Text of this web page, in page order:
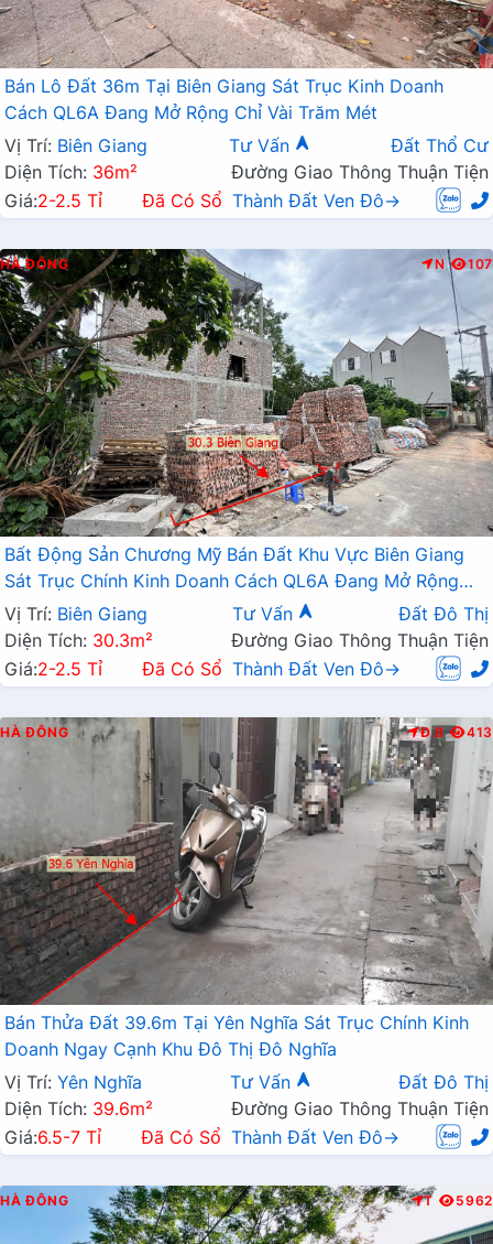
Bán Lô Đất 36m Tại Biên Giang Sát Trục Kinh Doanh
Cách QL6A Đang Mở Rộng Chỉ Vài Trăm Mét
Vị Trí: Biên Giang Tư Vấn
Đất Thổ Cư
Diện Tích: 36m²
Đường Giao Thông Thuận Tiện
Giá:2-2.5 Tỉ Đã Có Sổ Thành Đất Ven Đô→
HÀ ĐÔNG N 107
Bất Động Sản Chương Mỹ Bán Đất Khu Vực Biên Giang
Sát Trục Chính Kinh Doanh Cách QL6A Đang Mở Rộng
Chỉ Vài Trăm Mét
Vị Trí: Biên Giang Tư Vấn
Đất Đô Thị
Diện Tích: 30.3m²
Đường Giao Thông Thuận Tiện
Giá:2-2.5 Tỉ Đã Có Sổ Thành Đất Ven Đô→
HÀ ĐÔNG Đ.B 413
Bán Thửa Đất 39.6m Tại Yên Nghĩa Sát Trục Chính Kinh
Doanh Ngay Cạnh Khu Đô Thị Đô Nghĩa
Vị Trí: Yên Nghĩa Tư Vấn
Đất Đô Thị
Diện Tích: 39.6m²
Đường Giao Thông Thuận Tiện
Giá:6.5-7 Tỉ Đã Có Sổ Thành Đất Ven Đô→
HÀ ĐÔNG T 5962